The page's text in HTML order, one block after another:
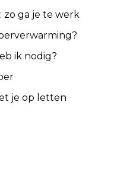
zo ga je te werk
ik nodig?
je op letten